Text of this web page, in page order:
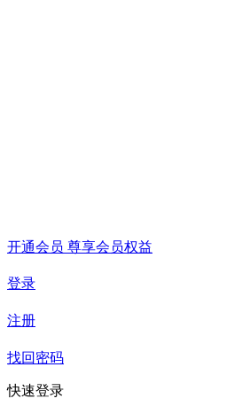
开通会员 尊享会员权益
登录
注册
找回密码
快速登录